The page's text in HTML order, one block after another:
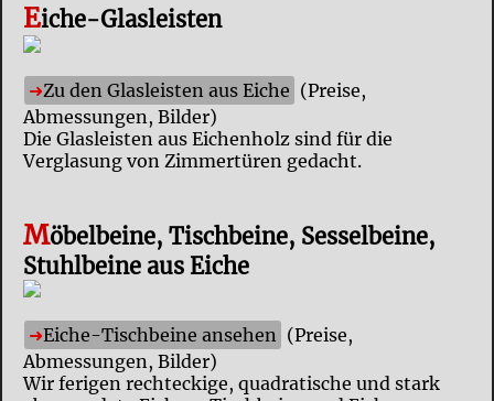
Eiche-Glasleisten
Zu den Glasleisten aus Eiche (Preise,
Abmessungen, Bilder)
Die Glasleisten aus Eichenholz sind für die
Verglasung von Zimmertüren gedacht.
Möbelbeine, Tischbeine, Sesselbeine,
Stuhlbeine aus Eiche
Eiche-Tischbeine ansehen (Preise,
Abmessungen, Bilder)
Wir ferigen rechteckige, quadratische und stark